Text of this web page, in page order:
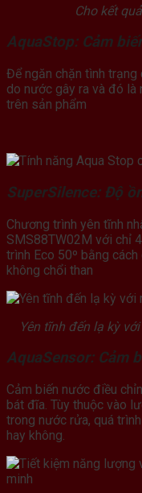
Cho kết
AquaStop: Cảm
Để ngăn chặn tình trạng
do nước gây ra và đó
trên sản phẩm
SuperSilence: Độ
Chương trình yên tĩnh
SMS88TW02M với chỉ
trình Eco 50º bằng
không chổi than
Yên tĩnh đến lạ kỳ với
AquaSensor: Cảm
Cảm biến nước điều
bát đĩa. Tùy thuộc vào
trong nước rửa, quá
hay không.